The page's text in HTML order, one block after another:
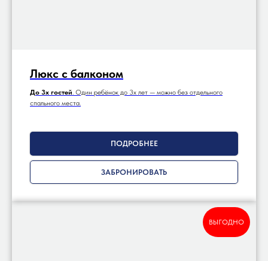
Люкс с балконом
До 3х гостей. Один ребёнок до 3х лет — можно без отдельного
спального места.
ПОДРОБНЕЕ
ЗАБРОНИРОВАТЬ
ВЫГОДНО